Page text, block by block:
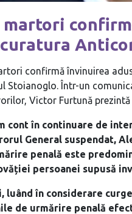
martori
confirmă învinuirea
Stoianoglo. Într-un
Victor Furtună
cont în continuare de
General suspendat,
penală este
persoanei supusă
luând în considerare
de urmărire penală